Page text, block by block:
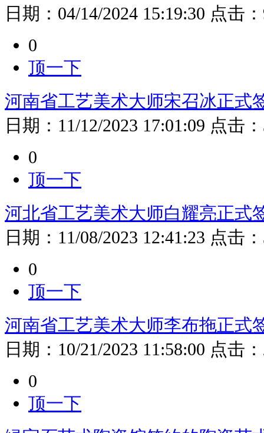
日期： 04/14/2024 15:19:30 点击：
0
顶一下
河南省工艺美术大师宋召冰正式
日期： 11/12/2023 17:01:09 点击：
0
顶一下
河北省工艺美术大师白耀亮正式
日期： 11/08/2023 12:41:23 点击：
0
顶一下
河南省工艺美术大师李布拖正式
日期： 10/21/2023 11:58:00 点击：
0
顶一下